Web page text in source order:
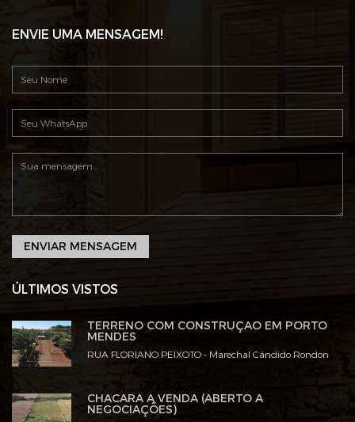
ÚLTIMOS VISTOS
TERRENO COM CONSTRUÇÃO EM PORTO
MENDES
RUA FLORIANO PEIXOTO - Marechal Cândido Rondon
CHACARA A VENDA (ABERTO A
NEGOCIAÇÕES)
ENVIE UMA MENSAGEM!
ENVIAR MENSAGEM